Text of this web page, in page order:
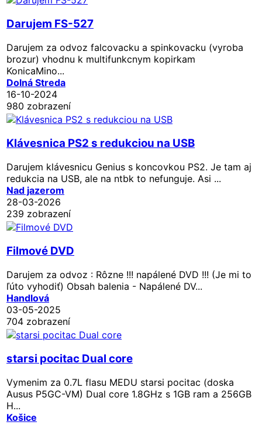
Darujem FS-527
Darujem za odvoz falcovacku a spinkovacku (vyroba
brozur) vhodnu k multifunkcnym kopirkam
KonicaMino...
Dolná Streda
16-10-2024
980 zobrazení
Klávesnica PS2 s redukciou na USB
Darujem klávesnicu Genius s koncovkou PS2. Je tam aj
redukcia na USB, ale na ntbk to nefunguje. Asi ...
Nad jazerom
28-03-2026
239 zobrazení
Filmové DVD
Darujem za odvoz : Rôzne !!! napálené DVD !!! (Je mi to
ľúto vyhodiť) Obsah balenia - Napálené DV...
Handlová
03-05-2025
704 zobrazení
starsi pocitac Dual core
Vymenim za 0.7L flasu MEDU starsi pocitac (doska
Ausus P5GC-VM) Dual core 1.8GHz s 1GB ram a 256GB
H...
Košice